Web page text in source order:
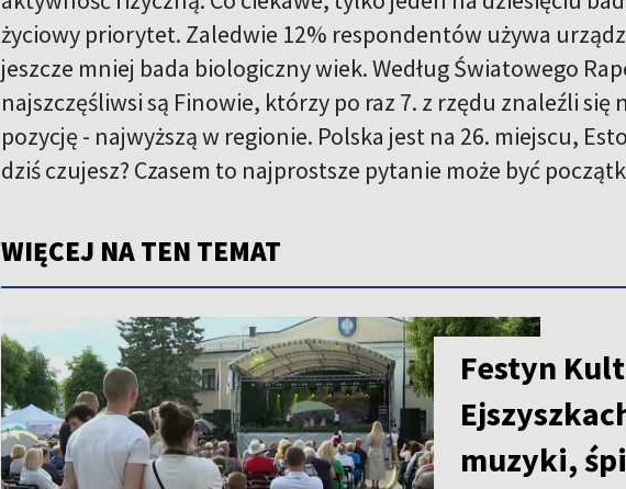
życiowy priorytet. Zaledwie 12% respondentów używa
jeszcze mniej bada biologiczny wiek. Według Światowego
najszczęśliwsi są Finowie, którzy po raz 7. z rzędu znaleźli się
pozycję - najwyższą w regionie. Polska jest na 26. miejscu,
dziś czujesz? Czasem to najprostsze pytanie może być
WIĘCEJ NA TEN TEMAT
Festyn
muzyki,